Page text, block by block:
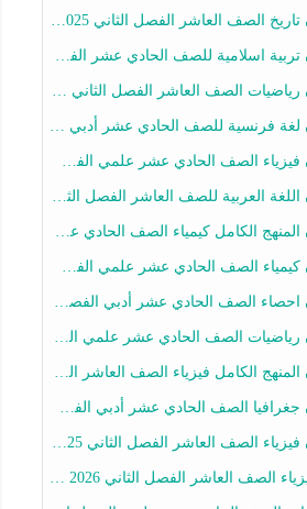
الصف العاشر الفصل الثاني 2025-2026
للصف الحادي عشر الفصل الثاني 2025-2026
الصف العاشر الفصل الثاني 2025-2026
للصف الحادي عشر أدبي الفصل الثاني 2025-2026
الصف الحادي عشر علمي الفصل الثاني 2025-2026
العربية للصف العاشر الفصل الثاني 2025-2026
كيمياء الصف الحادي عشر علمي الفصل الثاني 2025-2026
الصف الحادي عشر علمي الفصل الثاني 2025-2026
الصف الحادي عشر أدبي الفصل الثاني 2025-2026
الصف الحادي عشر علمي الفصل الثاني 2025-2026
فيزياء الصف العاشر الفصل الثاني 2025-2026
الصف الحادي عشر أدبي الفصل الثاني 2025-2026
الصف العاشر الفصل الثاني 2025-2026
العاشر الفصل الثاني 2026 أ هيثم الليثي